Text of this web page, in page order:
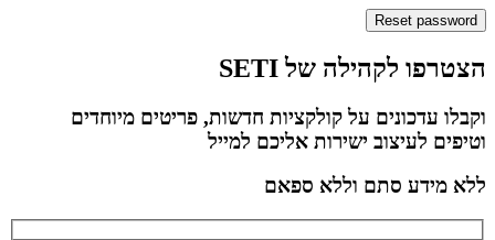
Reset password
הצטרפו לקהילה של SETI
וקבלו עדכונים על קולקציות חדשות, פריטים מיוחדים
וטיפים לעיצוב ישירות אליכם למייל
ללא מידע סתם וללא ספאם